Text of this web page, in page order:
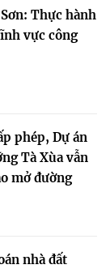
Thực hành
vực công
phép, Dự án
Tà Xùa vẫn
mở đường
nhà đất